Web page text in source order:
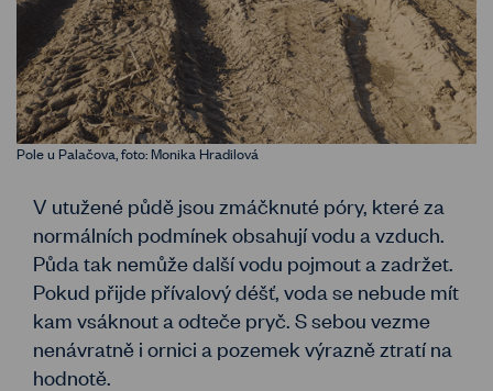
Pole u Palačova, foto: Monika Hradilová
V utužené půdě jsou zmáčknuté póry, které za
normálních podmínek obsahují vodu a vzduch.
Půda tak nemůže další vodu pojmout a zadržet.
Pokud přijde přívalový déšť, voda se nebude mít
kam vsáknout a odteče pryč. S sebou vezme
nenávratně i ornici a pozemek výrazně ztratí na
hodnotě.